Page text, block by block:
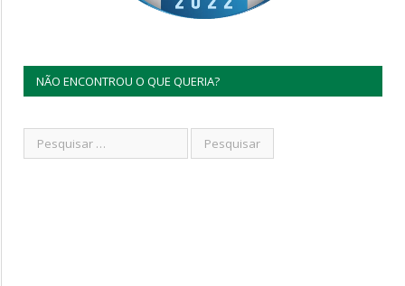
NÃO ENCONTROU O QUE QUERIA?